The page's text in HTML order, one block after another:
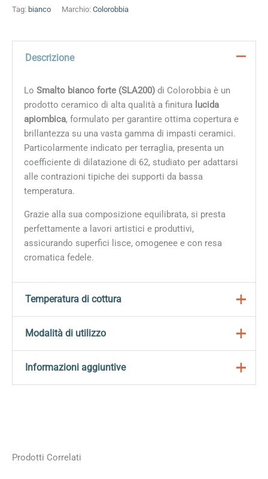
Tag: bianco Marchio: Colorobbia
Descrizione
Lo Smalto bianco forte (SLA200) di Colorobbia è un
prodotto ceramico di alta qualità a finitura lucida
apiombica, formulato per garantire ottima copertura e
brillantezza su una vasta gamma di impasti ceramici.
Particolarmente indicato per terraglia, presenta un
coefficiente di dilatazione di 62, studiato per adattarsi
alle contrazioni tipiche dei supporti da bassa
temperatura.
Grazie alla sua composizione equilibrata, si presta
perfettamente a lavori artistici e produttivi,
assicurando superfici lisce, omogenee e con resa
cromatica fedele.
Temperatura di cottura
Intervallo consigliato: 940–980°C
Modalità di utilizzo
Miscelare accuratamente la polvere SLA200 con
Applicare a spugna, ad immersione oppure con
Informazioni aggiuntive
Formato
Prodotti Correlati